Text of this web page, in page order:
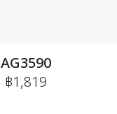
AG3590
฿1,819